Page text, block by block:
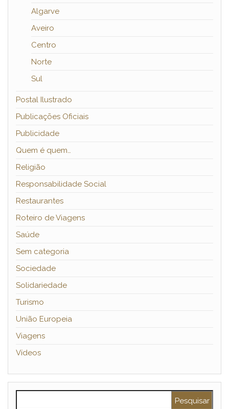
Algarve
Aveiro
Centro
Norte
Sul
Postal Ilustrado
Publicações Oficiais
Publicidade
Quem é quem…
Religião
Responsabilidade Social
Restaurantes
Roteiro de Viagens
Saúde
Sem categoria
Sociedade
Solidariedade
Turismo
União Europeia
Viagens
Vídeos